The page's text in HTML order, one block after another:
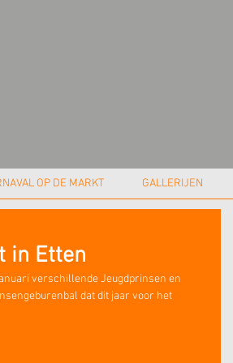
OP DE MARKT GALLERIJEN
in Etten
verschillende Jeugdprinsen en
dat dit jaar voor het